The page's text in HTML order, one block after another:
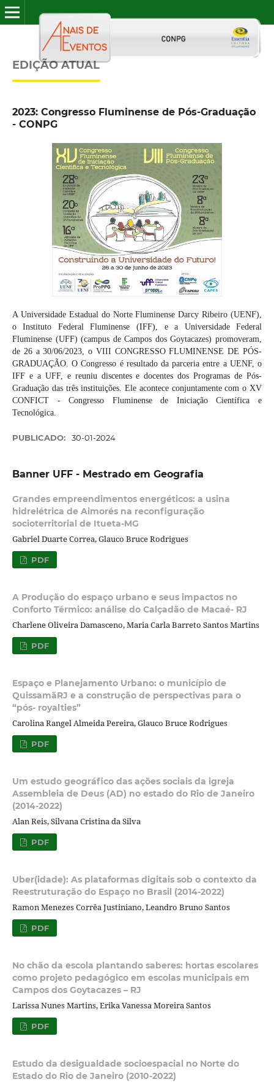
EDIÇÃO ATUAL
2023: Congresso Fluminense de Pós-Graduação
- CONPG
A Universidade Estadual do Norte Fluminense Darcy Ribeiro (UENF),
o Instituto Federal Fluminense (IFF), e a Universidade Federal
Fluminense (UFF) (campus de Campos dos Goytacazes) promoveram,
de 26 a 30/06/2023, o VIII CONGRESSO FLUMINENSE DE PÓS-
GRADUAÇÃO. O Congresso é resultado da parceria entre a UENF, o
IFF e a UFF, e reuniu discentes e docentes dos Programas de Pós-
Graduação das três instituições. Ele acontece conjuntamente com o XV
CONFICT - Congresso Fluminense de Iniciação Científica e
Tecnológica.
PUBLICADO: 30-01-2024
Banner UFF - Mestrado em Geografia
Grandes empreendimentos energéticos: a usina
hidrelétrica de Aimorés na reconfiguração
socioterritorial de Itueta-MG
Gabriel Duarte Correa, Glauco Bruce Rodrigues
PDF
A Produção do espaço urbano e seus impactos no
Conforto Térmico: análise do Calçadão de Macaé- RJ
Charlene Oliveira Damasceno, Maria Carla Barreto Santos Martins
PDF
Espaço e Planejamento Urbano: o município de
QuissamãRJ e a construção de perspectivas para o
“pós- royalties”
Carolina Rangel Almeida Pereira, Glauco Bruce Rodrigues
PDF
Um estudo geográfico das ações sociais da igreja
Assembleia de Deus (AD) no estado do Rio de Janeiro
(2014-2022)
Alan Reis, Silvana Cristina da Silva
PDF
Uber(idade): As plataformas digitais sob o contexto da
Reestruturação do Espaço no Brasil (2014-2022)
Ramon Menezes Corrêa Justiniano, Leandro Bruno Santos
PDF
No chão da escola plantando saberes: hortas escolares
como projeto pedagógico em escolas municipais em
Campos dos Goytacazes – RJ
Larissa Nunes Martins, Erika Vanessa Moreira Santos
PDF
Estudo da desigualdade socioespacial no Norte do
Estado do Rio de Janeiro (2010-2022)